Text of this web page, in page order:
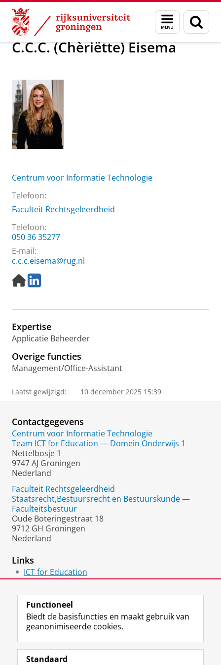
Skip
Content
Skip
Navigation
Menu
en
zoeken
Over ons C.C.C. (Chèriëtte) Eisema
C.C.C. (Chèriëtte) Eisema
Centrum voor Informatie Technologie
Telefoon:
Faculteit Rechtsgeleerdheid
Telefoon:
050 36 35277
E-mail:
c.c.c.eisema@rug.nl
H
o
e
a
g
L
i
k
d
I
Expertise
Applicatie Beheerder
Overige functies
Management/Office-Assistant
Laatst gewijzigd: 10 december 2025 15:39
Contactgegevens
Centrum voor Informatie Technologie
Team ICT for Education — Domein Onderwijs 1
Nettelbosje 1
9747 AJ Groningen
Nederland
Faculteit Rechtsgeleerdheid
Staatsrecht,Bestuursrecht en Bestuurskunde —
Faculteitsbestuur
Oude Boteringestraat 18
9712 GH Groningen
Nederland
Links
ICT for Education
Volg de RUG
F
a
L
i
R
S
I
n
Y
o
Functioneel
Biedt de basisfuncties en maakt gebruik van
geanonimiseerde cookies.
Standaard